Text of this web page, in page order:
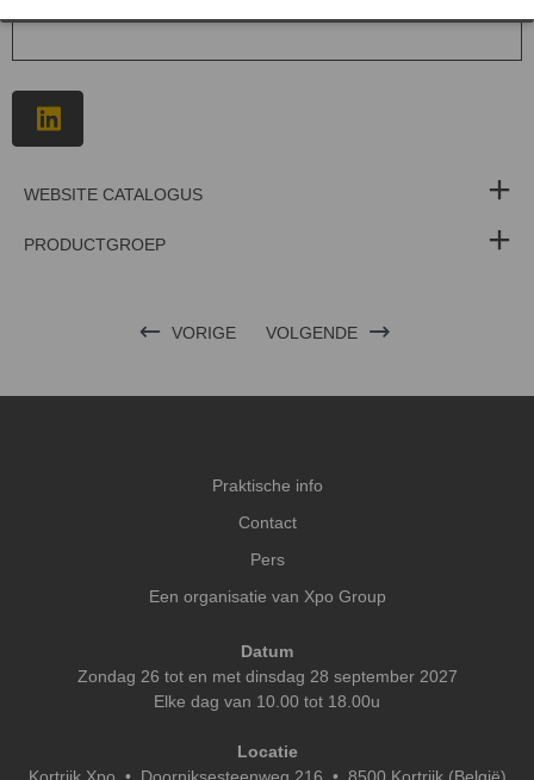
WEBSITE CATALOGUS
PRODUCTGROEP
VORIGE VOLGENDE
Praktische info
Contact
Pers
Een organisatie van Xpo Group
Datum
Zondag 26 tot en met dinsdag 28 september 2027
Elke dag van 10.00 tot 18.00u
Locatie